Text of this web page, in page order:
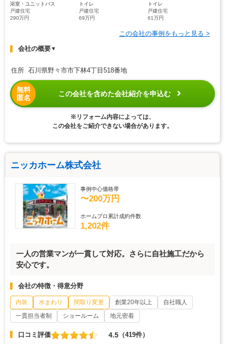
浴室・ユニットバス
戸建住宅
290万円
トイレ
戸建住宅
69万円
トイレ
戸建住宅
61万円
この会社の事例をもっと見る >
会社の概要▼
住所 石川県野々市市下林4丁目518番地
無料
匿名
この会社を含めた会社紹介を申込む
※リフォーム内容によっては、
この会社をご紹介できない場合があります。
ニッカホーム株式会社
事例中心価格帯
〜200万円
ホームプロ累計成約件数
1,202件
一人の営業マンが一貫して対応。さらに自社施工だから
安心です。
会社の特徴・得意分野
内装 水まわり 間取り変更 創業20年以上
自社職人
一貫担当者制
ショールーム 地元密着
口コミ評価 4.5 （419件）